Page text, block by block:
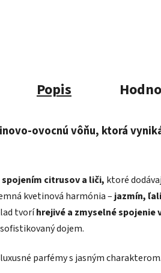
Popis
ovocnú vôňu, ktorá
citrusov a liči, ktoré
kvetinová harmónia – jazmín,
tvoríhrejivé a zmyselné spojenie
dojem.
parfémy s jasným charakterom.